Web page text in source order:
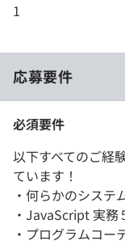
1
応募要件
必須要件
以下すべてのご経
ています！
・何らかのシス
・JavaScript 実務
・プログラムコ